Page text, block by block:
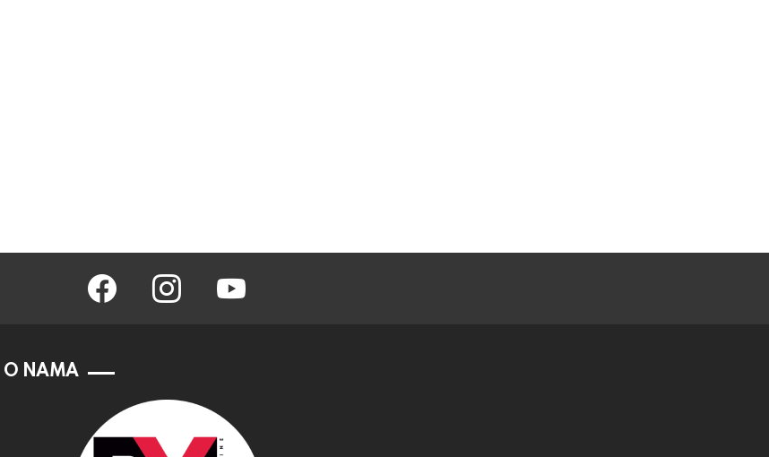
facebook instagram youtube
O NAMA